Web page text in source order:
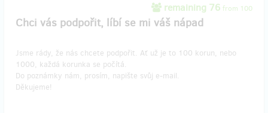
remaining 76 from 100
Chci vás podpořit, líbí se mi váš nápad
Jsme rády, že nás chcete podpořit. Ať už je to 100 korun, nebo
1000, každá korunka se počítá.
Do poznámky nám, prosím, napište svůj e-mail.
Děkujeme!